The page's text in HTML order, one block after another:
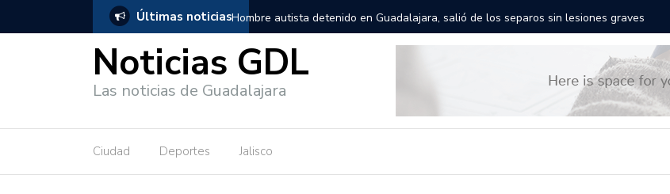
Últimas noticias
salió de los separos sin lesiones graves Títeres gigantes recorrerán las calles de Guadalajara: aparta la fecha
Noticias GDL
Las noticias de Guadalajara
Ciudad Deportes Jalisco